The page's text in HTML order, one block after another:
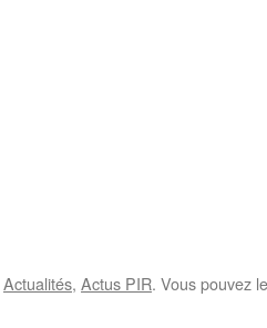
Actualités, Actus PIR. Vous pouvez